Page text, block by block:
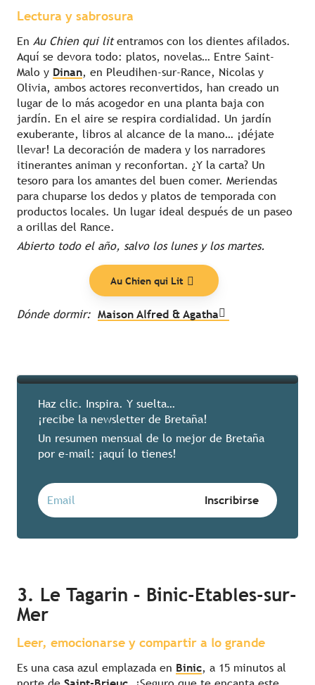
Lectura y sabrosura
En Au Chien qui litentramos con los dientes afilados.
Aquí se devora todo: platos, novelas… Entre Saint-
Malo y Dinan, en Pleudihen-sur-Rance, Nicolas y
Olivia, ambos actores reconvertidos, han creado un
lugar de lo más acogedor en una planta baja con
jardín. En el aire se respira cordialidad. Un jardín
exuberante, libros al alcance de la mano… ¡déjate
llevar! La decoración de madera y los narradores
itinerantes animan y reconfortan. ¿Y la carta? Un
tesoro para los amantes del buen comer. Meriendas
para chuparse los dedos y platos de temporada con
productos locales. Un lugar ideal después de un paseo
a orillas del Rance.
Abierto todo el año, salvo los lunes y los martes.
Au Chien qui Lit
Dónde dormir: Maison Alfred & Agatha
Nuestras listas
Haz clic. Inspira. Y suelta…
¡recibe la newsletter de Bretaña!
Un resumen mensual de lo mejor de Bretaña
por e-mail: ¡aquí lo tienes!
3. Le Tagarin – Binic-Etables-sur-
Mer
Leer, emocionarse y compartir a lo grande
Es una casa azul emplazada en Binic, a 15 minutos al